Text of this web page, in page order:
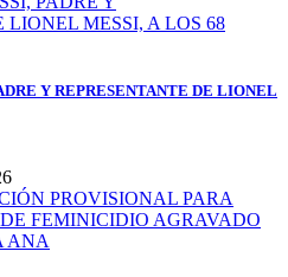
Y REPRESENTANTE DE LIONEL